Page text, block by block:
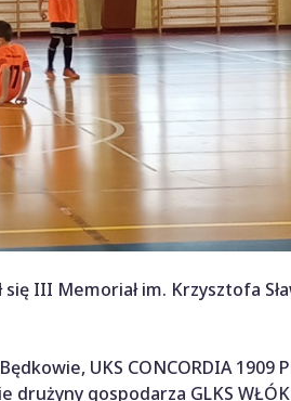
III Memoriał im. Krzysztofa
UKS CONCORDIA 1909
drużyny gospodarza GLKS